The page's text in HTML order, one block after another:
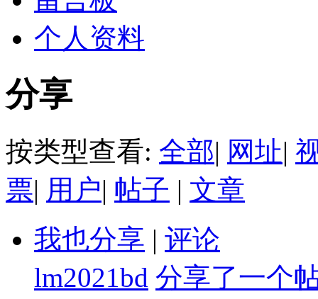
个人资料
分享
按类型查看: 全部| 网址|
票| 用户| 帖子 | 文章
我也分享 | 评论
lm2021bd 分享了一个